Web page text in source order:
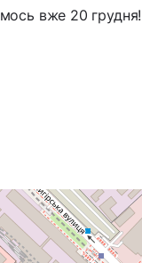
вже 20 грудня!